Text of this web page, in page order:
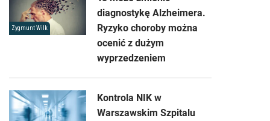
Zygmunt Wilk
diagnostykę Alzheimera.
Ryzyko choroby można
ocenić z dużym
wyprzedzeniem
Kontrola NIK w
Warszawskim Szpitalu